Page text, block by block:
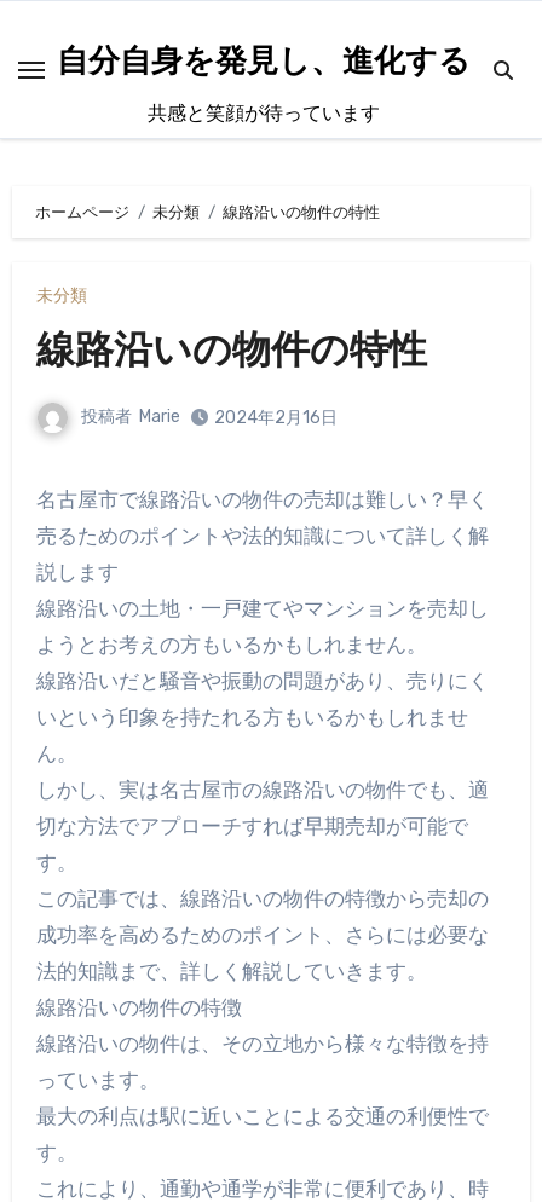
自分自身を発見し、進化する
共感と笑顔が待っています
ホームページ 未分類 線路沿いの物件の特性
未分類
線路沿いの物件の特性
投稿者 Marie 2024年2月16日
名古屋市で線路沿いの物件の売却は難しい？早く
売るためのポイントや法的知識について詳しく解
説します
線路沿いの土地・一戸建てやマンションを売却し
ようとお考えの方もいるかもしれません。
線路沿いだと騒音や振動の問題があり、売りにく
いという印象を持たれる方もいるかもしれませ
ん。
しかし、実は名古屋市の線路沿いの物件でも、適
切な方法でアプローチすれば早期売却が可能で
す。
この記事では、線路沿いの物件の特徴から売却の
成功率を高めるためのポイント、さらには必要な
法的知識まで、詳しく解説していきます。
線路沿いの物件の特徴
線路沿いの物件は、その立地から様々な特徴を持
っています。
最大の利点は駅に近いことによる交通の利便性で
す。
これにより、通勤や通学が非常に便利であり、時